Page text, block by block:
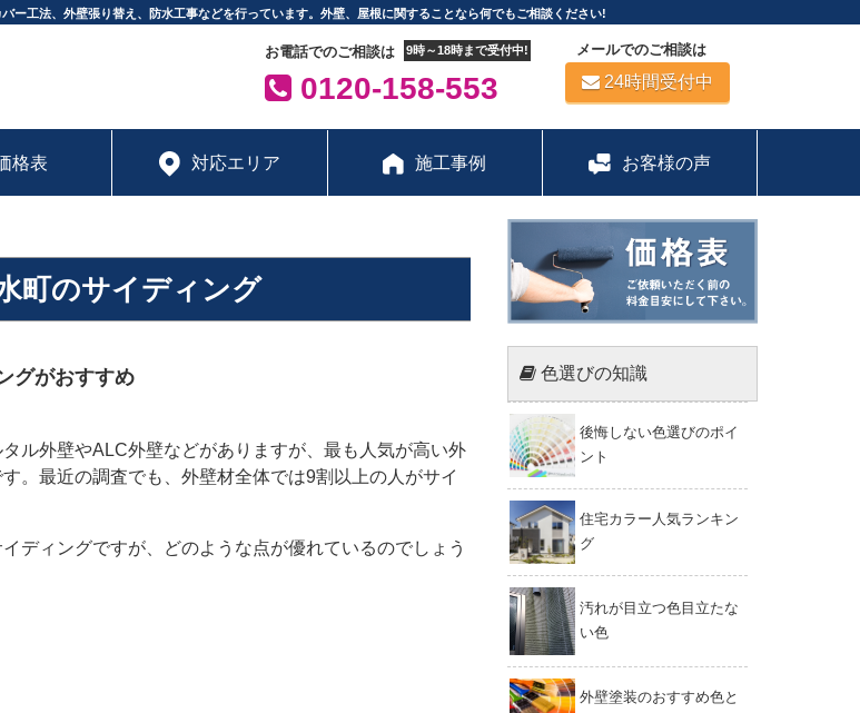
ー工法、外壁張り替え、防水工事などを行っています。外壁、屋根に関することなら何でもご相談ください!
お電話でのご相談は 9時～18時まで受付中!
0120-158-553
メールでのご相談は
24時間受付中
格表 対応エリア 施工事例 お客様の声
町のサイディング
グがおすすめ
ル外壁やALC外壁などがありますが、最も人気が高い外
。最近の調査でも、外壁材全体では9割以上の人がサイ
ディングですが、どのような点が優れているのでしょう
色選びの知識
後悔しない色選びのポイ
ント
住宅カラー人気ランキン
グ
汚れが目立つ色目立たな
い色
外壁塗装のおすすめ色と